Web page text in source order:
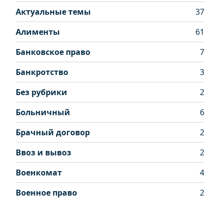
Актуальные темы
37
Алименты
61
Банковское право
7
Банкротство
3
Без рубрики
2
Больничный
6
Брачный договор
2
Ввоз и вывоз
2
Военкомат
4
Военное право
2